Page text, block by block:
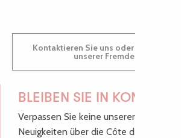
Kontaktieren Sie uns oder besuchen Sie uns in einem
unserer
BLEIBEN SIE IN KONTAKT!
Verpassen Sie keine unserer guten
Neuigkeiten über die Côte de Granit